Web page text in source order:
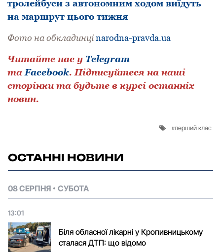
тролейбуси з автономним ходом виїдуть
на маршрут цього тижня
Фото на обкладинціnarodna-pravda.ua
Читайте нас у Telegram
та Facebook. Підписуйтеся на наші
сторінки та будьте в курсі останніх
новин.
перший клас
ОСТАННІ НОВИНИ
08 СЕРПНЯ СУБОТА
13:01
Біля обласної лікарні у Кропивницькому
сталася ДТП: що відомо